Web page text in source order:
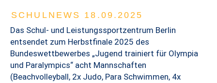
SCHULNEWS 18.09.2025
Das Schul- und Leistungssportzentrum Berlin
entsendet zum Herbstfinale 2025 des
Bundeswettbewerbes „Jugend trainiert für Olympia
und Paralympics“ acht Mannschaften
(Beachvolleyball, 2x Judo, Para Schwimmen, 4x